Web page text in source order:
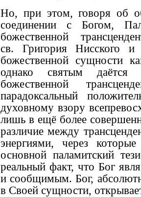
Но, при этом, говоря об
соединении с Богом,
божественной
св. Григория Нисского
божественной сущности
однако святым
божественной
парадоксальный
духовному взору
лишь в ещё более
различие между
энергиями, через
основной паламитский
реальный факт, что Бог
и сообщимым. Бог,
в Своей сущности,